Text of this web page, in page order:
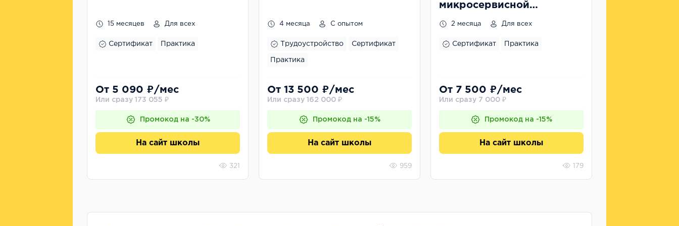
15 месяцев Для всех
Сертификат Практика
От 5 090 ₽/мес
Или сразу 173 055 ₽
Промокод на -30%
На сайт школы
321
4 месяца С опытом
Трудоустройство Сертификат
Практика
От 13 500 ₽/мес
Или сразу 162 000 ₽
Промокод на -15%
На сайт школы
959
микросервисной
Go
2 месяца Для всех
Сертификат Практика
От 7 500 ₽/мес
Или сразу 7 000 ₽
Промокод на -15%
На сайт школы
179